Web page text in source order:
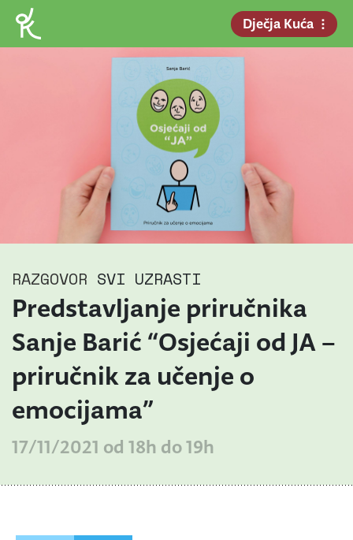
Dječja Kuća
RAZGOVOR SVI UZRASTI
Predstavljanje priručnika
Sanje Barić “Osjećaji od JA –
priručnik za učenje o
emocijama”
17/11/2021 od 18h do 19h